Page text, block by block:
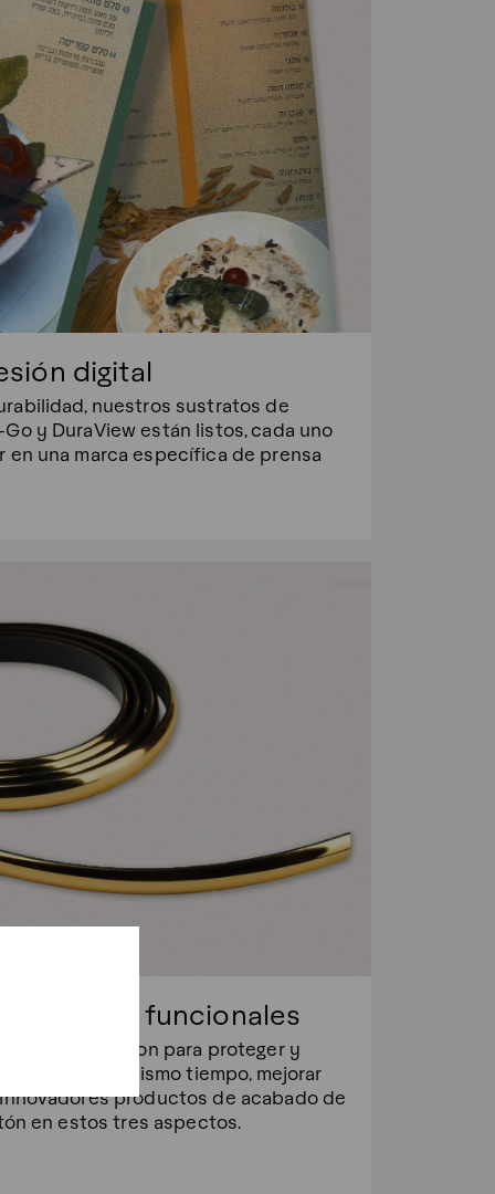
digital
nuestros sustratos de
y DuraView están listos, cada uno
en una marca específica de prensa
funcionales
se crearon para proteger y
y, al mismo tiempo, mejorar
productos de acabado de
en estos tres aspectos.